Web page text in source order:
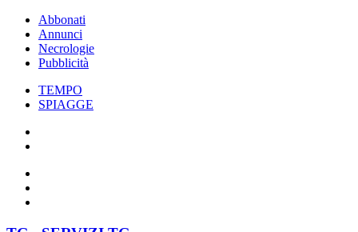
Abbonati
Annunci
Necrologie
Pubblicità
TEMPO
SPIAGGE